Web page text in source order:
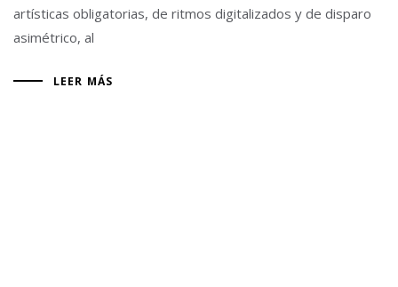
artísticas obligatorias, de ritmos digitalizados y de disparo
asimétrico, al
LEER MÁS